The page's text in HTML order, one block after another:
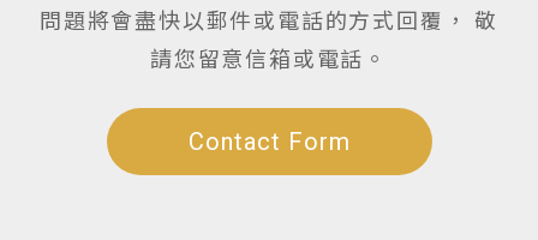
問題將會盡快以郵件或電話的方式回覆，敬
請您留意信箱或電話。
Contact Form